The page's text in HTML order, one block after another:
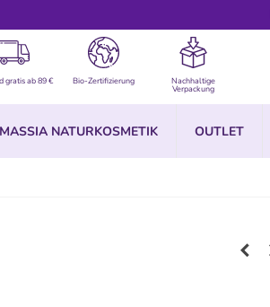
gratis ab 89 € Bio-Zertifizierung Nachhaltige
Verpackung
NATURKOSMETIK OUTLET